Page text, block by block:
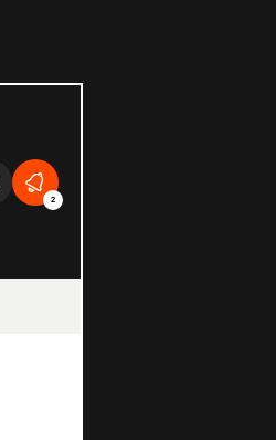
2